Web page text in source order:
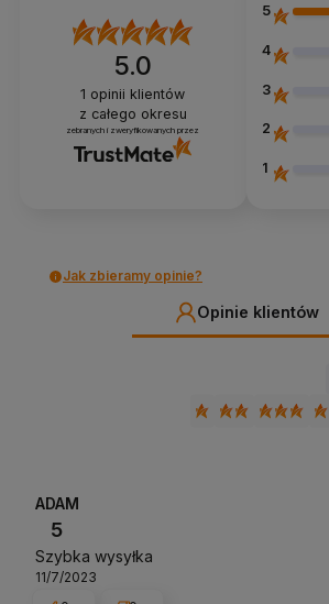
5.0
1 opinii klientów
z całego okresu
zebranych i zweryfikowanych przez
5
4
3
2
1
Jak zbieramy opinie?
Opinie klientów
ADAM
5
Szybka wysyłka
11/7/2023